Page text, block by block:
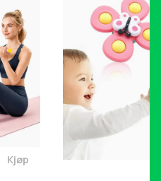
med motiverende
silikon
°C
Legg Magetrener, 6-rørs
Kjøp